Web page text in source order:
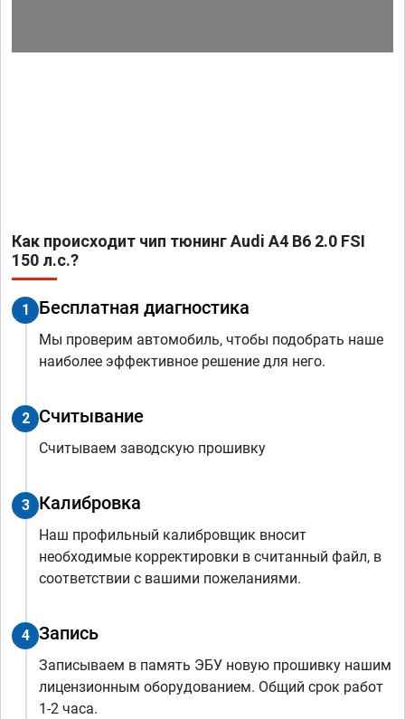
Как происходит чип тюнинг Audi A4 B6 2.0 FSI
150 л.с.?
1 Бесплатная диагностика
Мы проверим автомобиль, чтобы подобрать наше
наиболее эффективное решение для него.
2 Считывание
Считываем заводскую прошивку
3 Калибровка
Наш профильный калибровщик вносит
необходимые корректировки в считанный файл, в
соответствии с вашими пожеланиями.
4 Запись
Записываем в память ЭБУ новую прошивку нашим
лицензионным оборудованием. Общий срок работ
1-2 часа.